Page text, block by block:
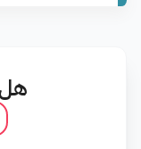
هل